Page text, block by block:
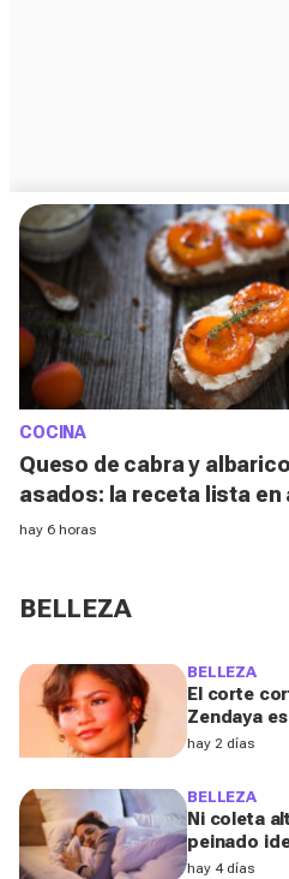
COCINA
Queso de cabra y
asados: la receta lista en
unos minutos para un
hay 6 horas
BELLEZA
BELLEZA
El corte
Zendaya
50 para el
hay 2 días
BELLEZA
Ni coleta
peinado
días de
hay 4 días